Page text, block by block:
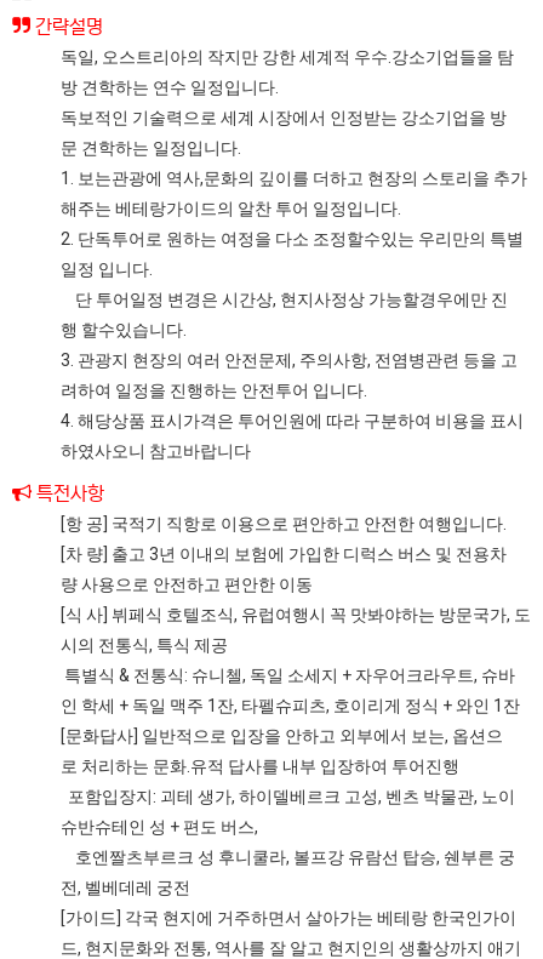
간략설명
독일, 오스트리아의 작지만 강한 세계적 우수.강소기업들을 탐
방 견학하는 연수 일정입니다.
독보적인 기술력으로 세계 시장에서 인정받는 강소기업을 방
문 견학하는 일정입니다.
1. 보는관광에 역사,문화의 깊이를 더하고 현장의 스토리을 추가
해주는 베테랑가이드의 알찬 투어 일정입니다.
2. 단독투어로 원하는 여정을 다소 조정할수있는 우리만의 특별
일정 입니다.
단 투어일정 변경은 시간상, 현지사정상 가능할경우에만 진
행 할수있습니다.
3. 관광지 현장의 여러 안전문제, 주의사항, 전염병관련 등을 고
려하여 일정을 진행하는 안전투어 입니다.
4. 해당상품 표시가격은 투어인원에 따라 구분하여 비용을 표시
하였사오니 참고바랍니다
특전사항
[항 공] 국적기 직항로 이용으로 편안하고 안전한 여행입니다.
[차 량] 출고 3년 이내의 보험에 가입한 디럭스 버스 및 전용차
량 사용으로 안전하고 편안한 이동
[식 사] 뷔페식 호텔조식, 유럽여행시 꼭 맛봐야하는 방문국가, 도
시의 전통식, 특식 제공
특별식 & 전통식: 슈니첼, 독일 소세지 + 자우어크라우트, 슈바
인 학세 + 독일 맥주 1잔, 타펠슈피츠, 호이리게 정식 + 와인 1잔
[문화답사] 일반적으로 입장을 안하고 외부에서 보는, 옵션으
로 처리하는 문화.유적 답사를 내부 입장하여 투어진행
포함입장지: 괴테 생가, 하이델베르크 고성, 벤츠 박물관, 노이
슈반슈테인 성 + 편도 버스,
호엔짤츠부르크 성 후니쿨라, 볼프강 유람선 탑승, 쉔부른 궁
전, 벨베데레 궁전
[가이드] 각국 현지에 거주하면서 살아가는 베테랑 한국인가이
드, 현지문화와 전통, 역사를 잘 알고 현지인의 생활상까지 애기